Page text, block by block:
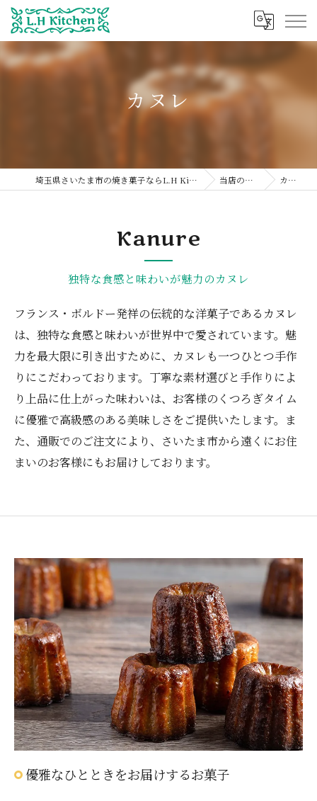
カヌレ
埼玉県さいたま市の焼き菓子ならL.H Kitchen 当店の特徴 カヌレ
独特な食感と味わいが魅力のカヌレ
Kanure
フランス・ボルドー発祥の伝統的な洋菓子であるカヌレ
は、独特な食感と味わいが世界中で愛されています。魅
力を最大限に引き出すために、カヌレも一つひとつ手作
りにこだわっております。丁寧な素材選びと手作りによ
り上品に仕上がった味わいは、お客様のくつろぎタイム
に優雅で高級感のある美味しさをご提供いたします。ま
た、通販でのご注文により、さいたま市から遠くにお住
まいのお客様にもお届けしております。
優雅なひとときをお届けするお菓子